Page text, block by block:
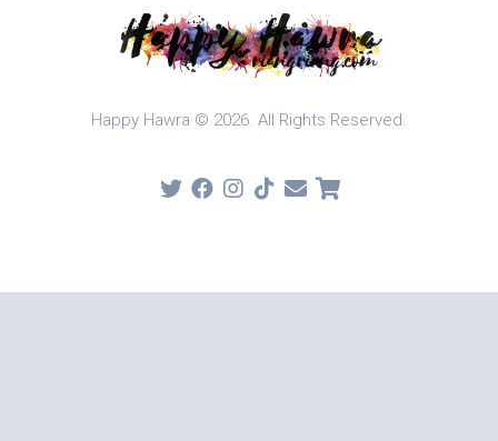
Happy Hawra © 2026. All Rights Reserved.